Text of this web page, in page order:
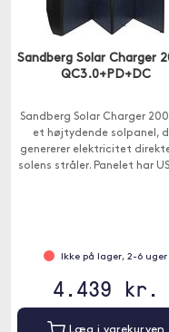
Sandberg Solar Charger
QC3.0+PD+DC
Sandberg Solar Charger
et højtydende solpanel,
genererer elektricitet
solens stråler. Panelet har
Ikke på lager, 2-6 uger
4.439 kr.